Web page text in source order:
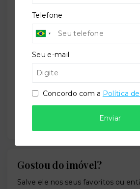
Rua Glaube Leite do Egito
Intermares - Cabedelo/PB
+
−
Gostou do imóvel?
Salve ele nos seus favoritos ou
Telefone
Seu e-mail
Concordo com a Política
Enviar